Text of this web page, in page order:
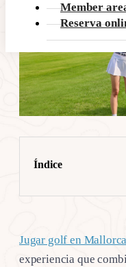
Member
Reserva
Índice
Jugar golf en Mallorca
experiencia que